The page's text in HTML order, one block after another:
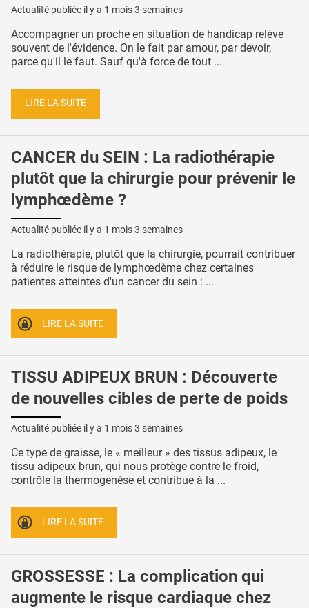
Actualité publiée il y a 1 mois 3 semaines
Accompagner un proche en situation de handicap relève
souvent de l'évidence. On le fait par amour, par devoir,
parce qu'il le faut. Sauf qu'à force de tout ...
LIRE LA SUITE
CANCER du SEIN : La radiothérapie
plutôt que la chirurgie pour prévenir le
lymphœdème ?
Actualité publiée il y a 1 mois 3 semaines
La radiothérapie, plutôt que la chirurgie, pourrait contribuer
à réduire le risque de lymphœdème chez certaines
patientes atteintes d'un cancer du sein : ...
LIRE LA SUITE
TISSU ADIPEUX BRUN : Découverte
de nouvelles cibles de perte de poids
Actualité publiée il y a 1 mois 3 semaines
Ce type de graisse, le « meilleur » des tissus adipeux, le
tissu adipeux brun, qui nous protège contre le froid,
contrôle la thermogenèse et contribue à la ...
LIRE LA SUITE
GROSSESSE : La complication qui
augmente le risque cardiaque chez